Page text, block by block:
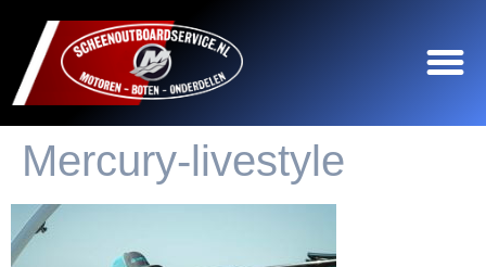
Mercury-livestyle